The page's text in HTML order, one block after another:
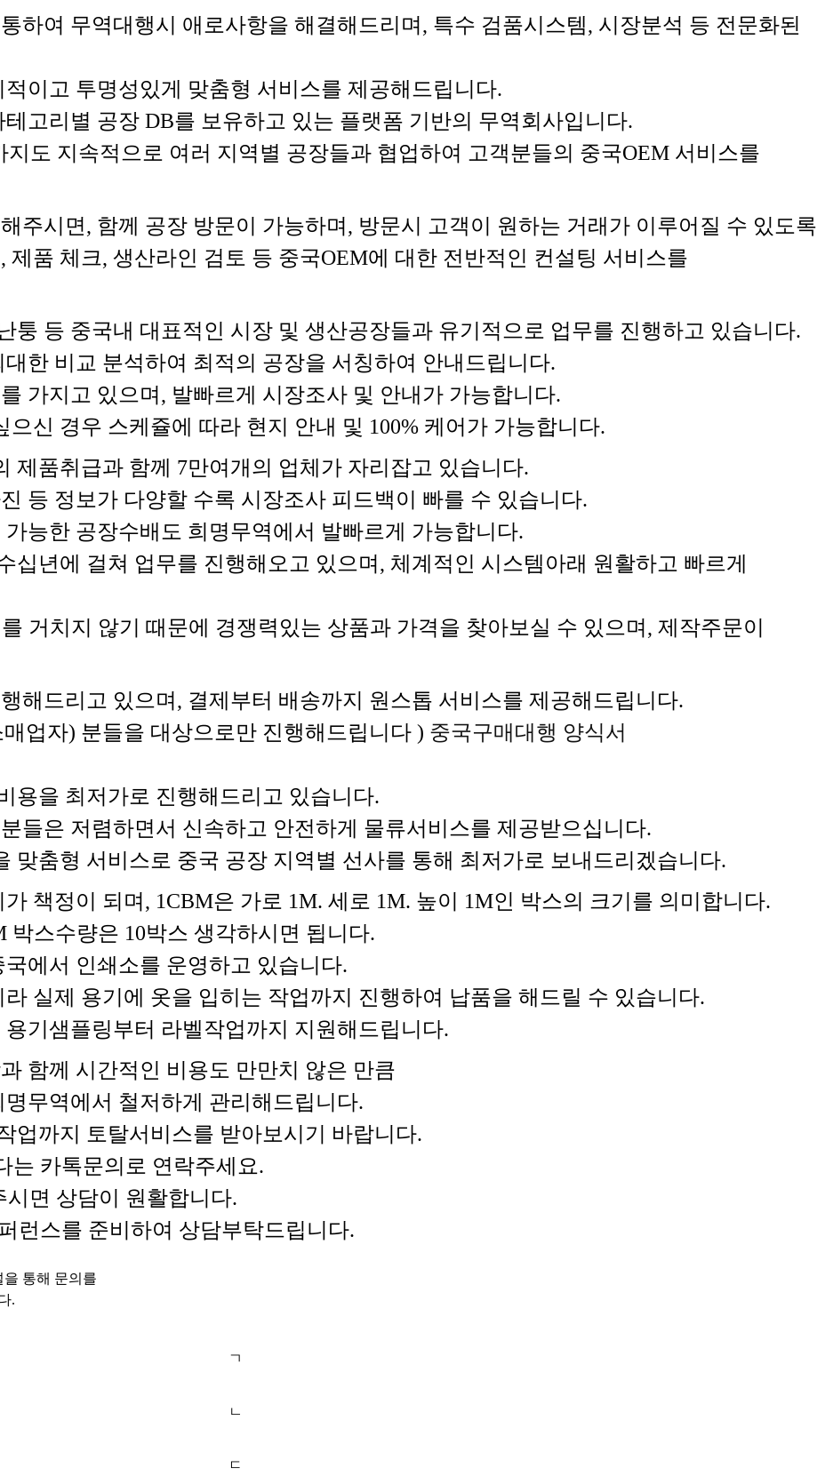
하여 무역대행시 애로사항을 해결해드리며, 특수 검품시스템, 시장분석 등 전문화된
이고 투명성있게 맞춤형 서비스를 제공해드립니다.
고리별 공장 DB를 보유하고 있는 플랫폼 기반의 무역회사입니다.
도 지속적으로 여러 지역별 공장들과 협업하여 고객분들의 중국OEM 서비스를
주시면, 함께 공장 방문이 가능하며, 방문시 고객이 원하는 거래가 이루어질 수 있도록
품 체크, 생산라인 검토 등 중국OEM에 대한 전반적인 컨설팅 서비스를
퉁 등 중국내 대표적인 시장 및 생산공장들과 유기적으로 업무를 진행하고 있습니다.
한 비교 분석하여 최적의 공장을 서칭하여 안내드립니다.
가지고 있으며, 발빠르게 시장조사 및 안내가 가능합니다.
신 경우 스케쥴에 따라 현지 안내 및 100% 케어가 가능합니다.
제품취급과 함께 7만여개의 업체가 자리잡고 있습니다.
등 정보가 다양할 수록 시장조사 피드백이 빠를 수 있습니다.
능한 공장수배도 희명무역에서 발빠르게 가능합니다.
십년에 걸쳐 업무를 진행해오고 있으며, 체계적인 시스템아래 원활하고 빠르게
거치지 않기 때문에 경쟁력있는 상품과 가격을 찾아보실 수 있으며, 제작주문이
해드리고 있으며, 결제부터 배송까지 원스톱 서비스를 제공해드립니다.
업자) 분들을 대상으로만 진행해드립니다 ) 중국구매대행 양식서
용을 최저가로 진행해드리고 있습니다.
들은 저렴하면서 신속하고 안전하게 물류서비스를 제공받으십니다.
맞춤형 서비스로 중국 공장 지역별 선사를 통해 최저가로 보내드리겠습니다.
책정이 되며, 1CBM은 가로 1M. 세로 1M. 높이 1M인 박스의 크기를 의미합니다.
박스수량은 10박스 생각하시면 됩니다.
에서 인쇄소를 운영하고 있습니다.
실제 용기에 옷을 입히는 작업까지 진행하여 납품을 해드릴 수 있습니다.
기샘플링부터 라벨작업까지 지원해드립니다.
함께 시간적인 비용도 만만치 않은 만큼
무역에서 철저하게 관리해드립니다.
업까지 토탈서비스를 받아보시기 바랍니다.
는 카톡문의로 연락주세요.
면 상담이 원활합니다.
런스를 준비하여 상담부탁드립니다.
을 통해 문의를
.
ㄱ
ㄴ
ㄷ